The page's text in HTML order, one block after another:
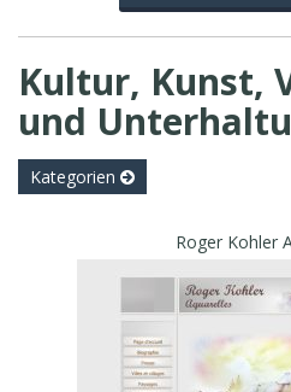
Kultur, Kunst,
und
Kategorien
Roger Kohler